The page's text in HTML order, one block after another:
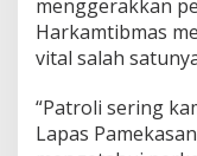
r
u
menggerakkan
Harkamtibmas
vital salah
“Patroli sering
Lapas